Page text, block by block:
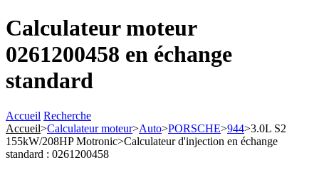
Calculateur moteur
0261200458 en échange
standard
Accueil Recherche
Accueil>Calculateur moteur>Auto>PORSCHE>944>3.0L S2
155kW/208HP Motronic>Calculateur d'injection en échange
standard : 0261200458